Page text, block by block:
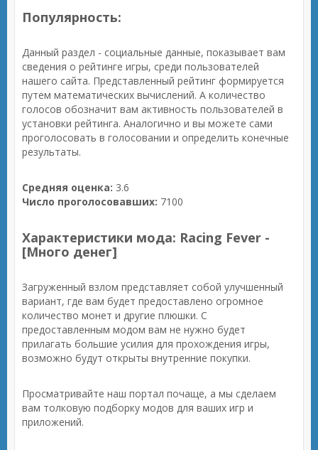
Популярность:
Данный раздел - социальные данные, показывает вам
сведения о рейтинге игры, среди пользователей
нашего сайта. Представленный рейтинг формируется
путем математических вычислений. А количество
голосов обозначит вам активность пользователей в
установки рейтинга. Аналогично и вы можете сами
проголосовать в голосовании и определить конечные
результаты.
Средняя оценка: 3.6
Число проголосовавших: 7100
Характеристики мода: Racing Fever -
[Много денег]
Загруженный взлом представляет собой улучшенный
вариант, где вам будет предоставлено огромное
количество монет и другие плюшки. С
предоставленным модом вам не нужно будет
прилагать большие усилия для прохождения игры,
возможно будут открыты внутренние покупки.
Просматривайте наш портал почаще, а мы сделаем
вам толковую подборку модов для ваших игр и
приложений.